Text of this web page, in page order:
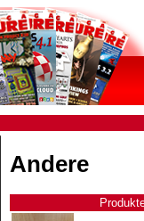
Andere